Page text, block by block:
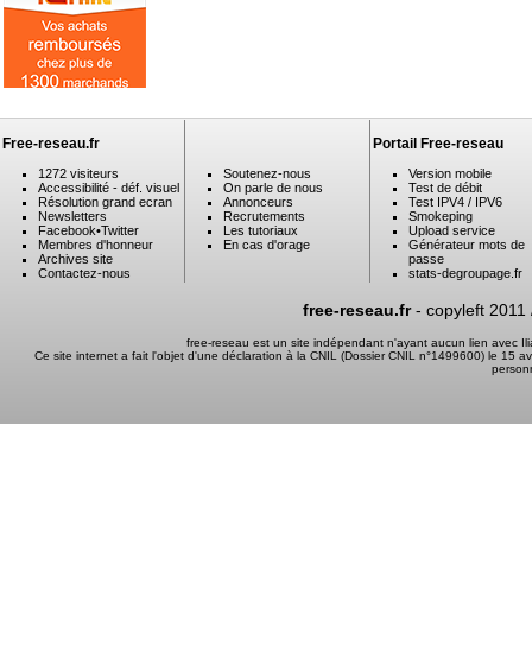
Free-reseau.fr
1272 visiteurs
Accessibilité - déf. visuel
Résolution grand ecran
Newsletters
Facebook•Twitter
Membres d'honneur
Archives site
Contactez-nous
Soutenez-nous
On parle de nous
Annonceurs
Recrutements
Les tutoriaux
En cas d'orage
Portail Free-reseau
Version mobile
Test de débit
Test IPV4 / IPV6
Smokeping
Upload service
Générateur mots de
passe
stats-degroupage.fr
free-reseau.fr- copyleft 2011
free-reseau est un site indépendant n'ayant aucun lien avec
Ce site internet a fait l'objet d'une déclaration à la CNIL (Dossier CNIL n°1499600) le 15